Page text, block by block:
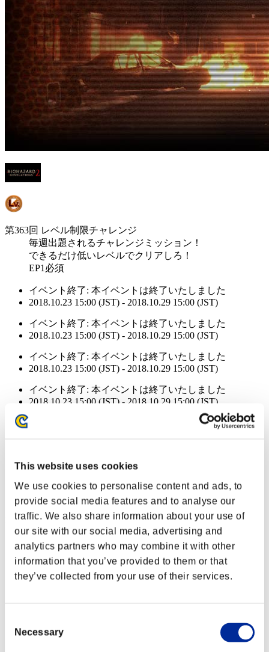
This website uses cookies
We use cookies to personalise content and ads, to
provide social media features and to analyse our
traffic. We also share information about your use of
our site with our social media, advertising and
analytics partners who may combine it with other
information that you’ve provided to them or that
they’ve collected from your use of their services.
Selection
Necessary
第363回 レベル制限チャレンジ
毎週出題されるチャレンジミッション！
できるだけ低いレベルでクリアしろ！
EP1必須
イベント終了: 本イベントは終了いたしました
2018.10.23 15:00 (JST) - 2018.10.29 15:00 (JST)
イベント終了: 本イベントは終了いたしました
2018.10.23 15:00 (JST) - 2018.10.29 15:00 (JST)
イベント終了: 本イベントは終了いたしました
2018.10.23 15:00 (JST) - 2018.10.29 15:00 (JST)
イベント終了: 本イベントは終了いたしました
2018.10.23 15:00 (JST) - 2018.10.29 15:00 (JST)
本イベントは終了いたしました
2018.10.23 15:00 (JST) - 2018.10.29 15:00 (JST)
イベント報酬: 共通
達成報酬
クリアレベル 40以下
ラッツベイン
クリアレベル 30以下